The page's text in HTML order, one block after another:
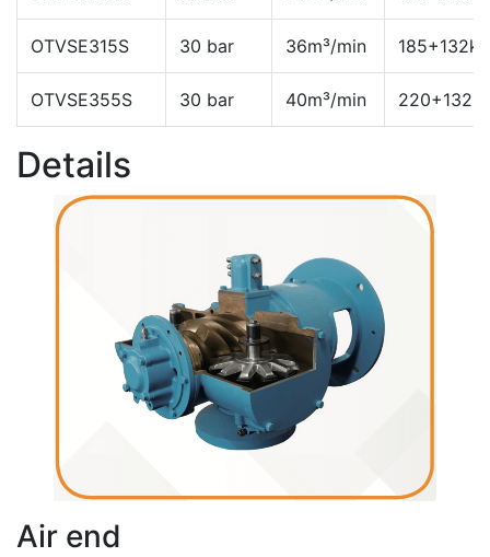
OTVSE315S 30 bar 36m³/min
OTVSE355S 30 bar 40m³/min
Details
Air end